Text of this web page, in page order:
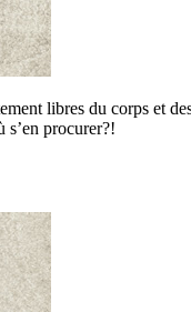
libres du corps et
s’en procurer?!